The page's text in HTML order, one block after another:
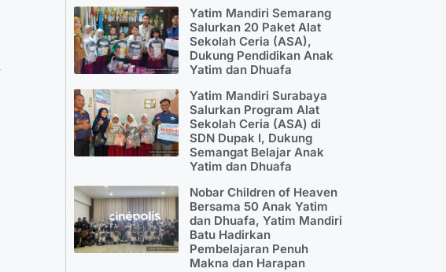
Yatim Mandiri Semarang
Salurkan 20 Paket Alat
Sekolah Ceria (ASA),
Dukung Pendidikan Anak
Yatim dan Dhuafa
Yatim Mandiri Surabaya
Salurkan Program Alat
Sekolah Ceria (ASA) di
SDN Dupak I, Dukung
Semangat Belajar Anak
Yatim dan Dhuafa
Nobar Children of Heaven
Bersama 50 Anak Yatim
dan Dhuafa, Yatim Mandiri
Batu Hadirkan
Pembelajaran Penuh
Makna dan Harapan